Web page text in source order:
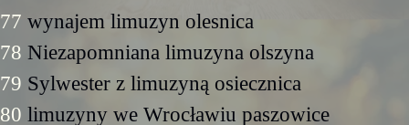
77 wynajem limuzyn olesnica
78 Niezapomniana limuzyna olszyna
79 Sylwester z limuzyną osiecznica
80 limuzyny we Wrocławiu paszowice